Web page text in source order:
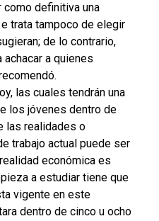
definitiva una
trata tampoco de elegir
de lo contrario,
a quienes
las cuales tendrán una
los jóvenes dentro de
las realidades o
trabajo actual puede ser
económica es
a estudiar tiene que
vigente en este
dentro de cinco u ocho